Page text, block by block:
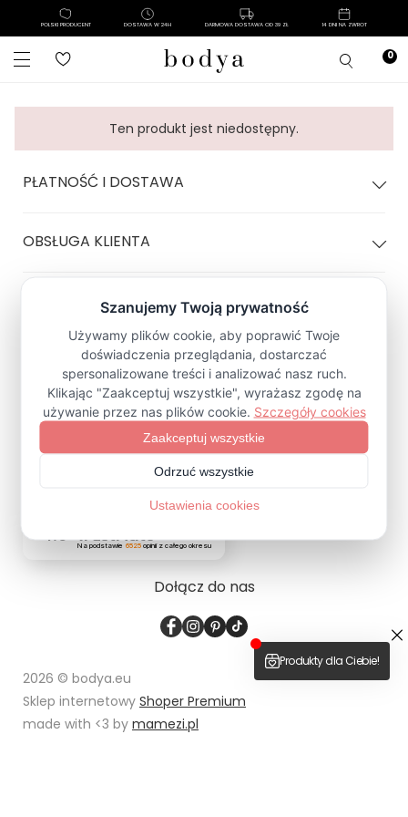
POLSKI PRODUCENT DOSTAWA W 24H DARMOWA DOSTAWA OD 39 ZŁ 14 DNI NA ZWROT
Ten produkt jest niedostępny.
PŁATNOŚĆ I DOSTAWA
OBSŁUGA KLIENTA
POLITYKA SKLEPU
Zapisz się na Newsletter
ZAPISZ SIĘ
4.9
Na podstawie 6525opinii z całego okresu
Dołącz do nas
2026 © bodya.eu
Sklep internetowy Shoper Premium
made with <3 by mamezi.pl